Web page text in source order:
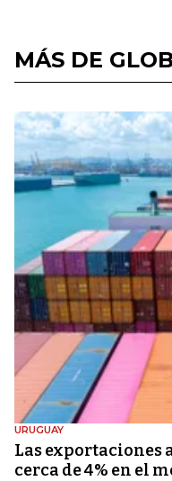
MÁS DE
URUGUAY
Las exportaciones
cerca de 4% en el